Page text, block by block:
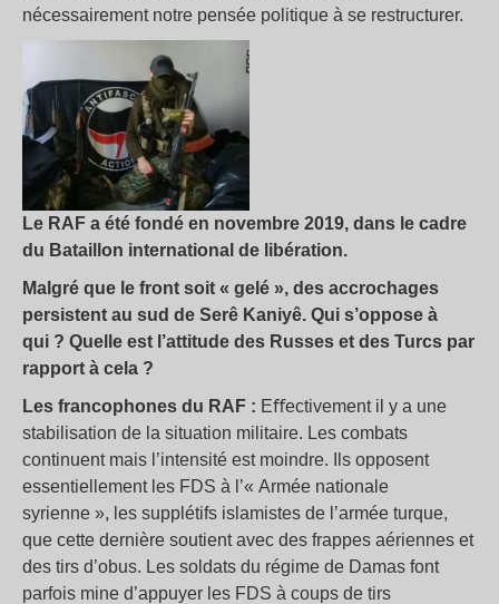
nécessairement notre pensée politique à se restructurer.
Le RAF a été fondé en novembre 2019, dans le cadre
du Bataillon international de libération.
Malgré que le front soit « gelé », des accrochages
persistent au sud de Serê Kaniyê. Qui s’oppose à
qui ? Quelle est l’attitude des Russes et des Turcs par
rapport à cela ?
Les francophones du RAF : Eﬀectivement il y a une
stabilisation de la situation militaire. Les combats
continuent mais l’intensité est moindre. Ils opposent
essentiellement les FDS à l’« Armée nationale
syrienne », les supplétifs islamistes de l’armée turque,
que cette dernière soutient avec des frappes aériennes et
des tirs d’obus. Les soldats du régime de Damas font
parfois mine d’appuyer les FDS à coups de tirs